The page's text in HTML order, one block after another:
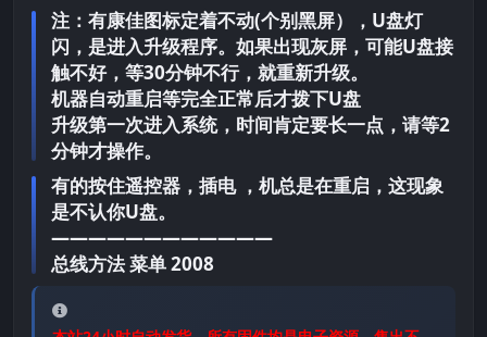
注：有康佳图标定着不动(个别黑屏），U盘灯
闪，是进入升级程序。如果出现灰屏，可能U盘接
触不好，等30分钟不行，就重新升级。
机器自动重启等完全正常后才拨下U盘
升级第一次进入系统，时间肯定要长一点，请等2
分钟才操作。
有的按住遥控器，插电 ，机总是在重启，这现象
是不认你U盘。
————————————
总线方法 菜单 2008